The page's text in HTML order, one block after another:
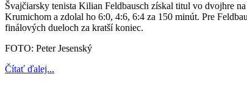
Švajčiarsky tenista Kilian Feldbausch získal titul vo dvojhre
Krumichom a zdolal ho 6:0, 4:6, 6:4 za 150 minút. Pre
finálových dueloch za kratší koniec.
FOTO: Peter Jesenský
Čítať ďalej...